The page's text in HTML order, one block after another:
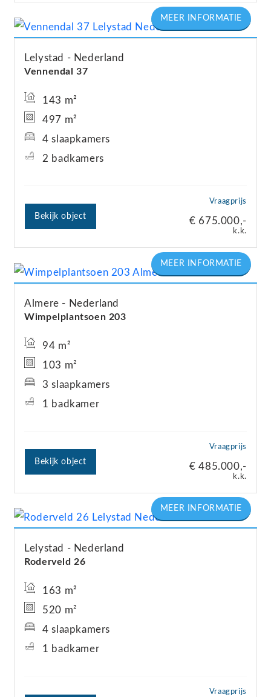
Vennendal 37
Lelystad Nederland
Vraagprijs
€ 675.000,-
k.k.
143 m²
497 m²
4 slaapkamers
2 badkamers
Bekijk object
Wimpelplantsoen 203
Almere Nederland
Vraagprijs
€ 485.000,-
k.k.
94 m²
103 m²
3 slaapkamers
1 badkamer
Bekijk object
Roderveld 26
Lelystad Nederland
Vraagprijs
163 m²
520 m²
4 slaapkamers
1 badkamer